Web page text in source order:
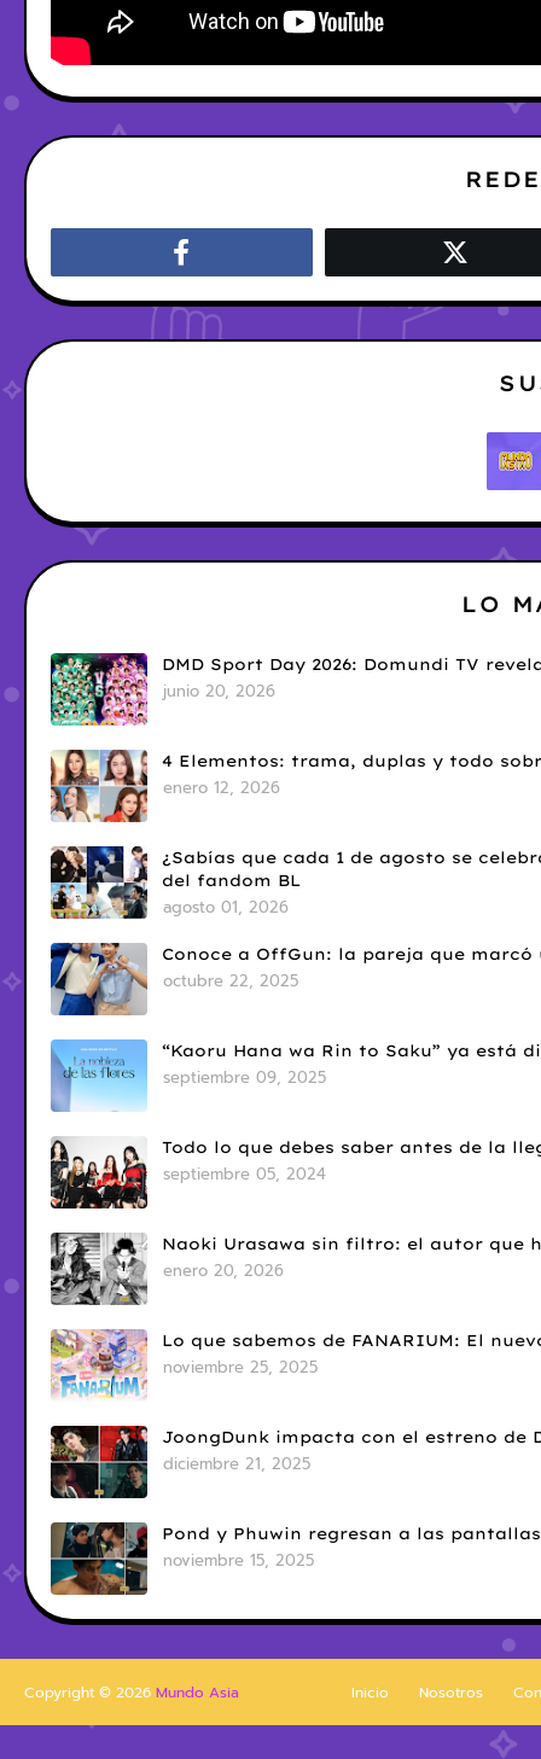
LO
DMD Sport Day 2026: Domundi TV
junio 20, 2026
4 Elementos: trama, duplas y todo
enero 12, 2026
¿Sabías que cada 1 de agosto se
del fandom BL
agosto 01, 2026
Conoce a OffGun: la pareja que
octubre 22, 2025
“Kaoru Hana wa Rin to Saku” ya está
septiembre 09, 2025
Todo lo que debes saber antes de la
septiembre 05, 2024
Naoki Urasawa sin filtro: el autor que
enero 20, 2026
Lo que sabemos de FANARIUM: El
noviembre 25, 2025
JoongDunk impacta con el estreno de
diciembre 21, 2025
Pond y Phuwin regresan a las
noviembre 15, 2025
Inicio Nosotros
Copyright © 2026 Mundo Asia